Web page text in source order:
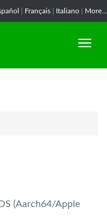
Français Italiano More...
(Aarch64/Apple